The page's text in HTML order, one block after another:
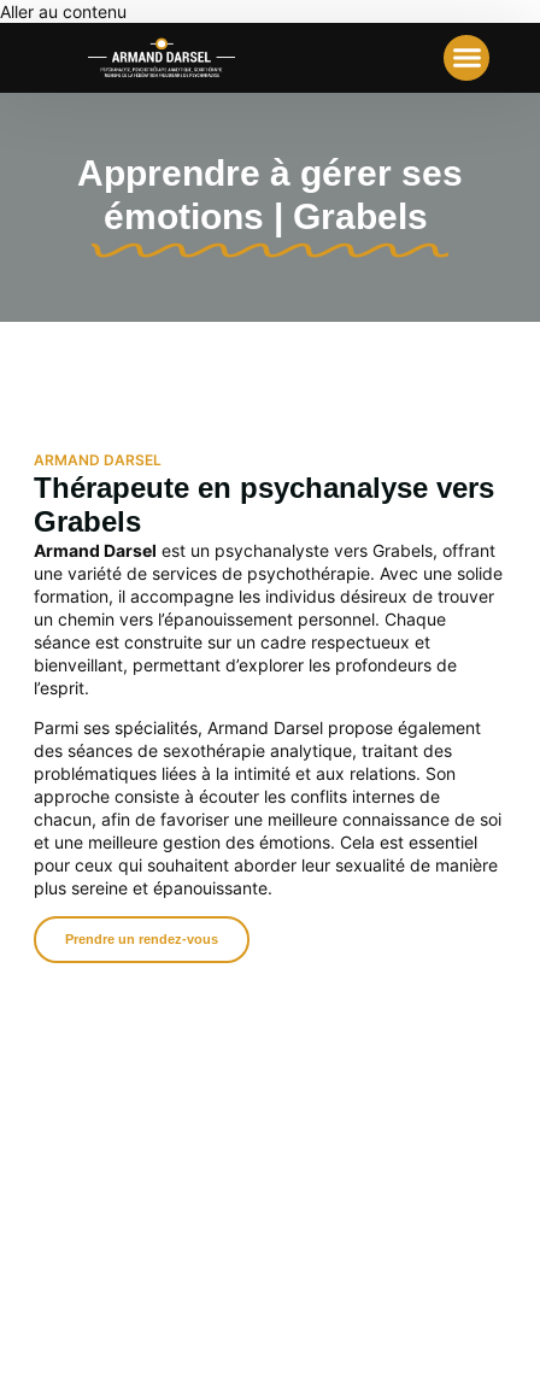
Aller au contenu
Apprendre à gérer ses
émotions | Grabels
ARMAND DARSEL
Thérapeute en psychanalyse vers
Grabels
Armand Darsel est un psychanalyste vers Grabels, offrant
une variété de services de psychothérapie. Avec une solide
formation, il accompagne les individus désireux de trouver
un chemin vers l’épanouissement personnel. Chaque
séance est construite sur un cadre respectueux et
bienveillant, permettant d’explorer les profondeurs de
l’esprit.
Parmi ses spécialités, Armand Darsel propose également
des séances de sexothérapie analytique, traitant des
problématiques liées à la intimité et aux relations. Son
approche consiste à écouter les conflits internes de
chacun, afin de favoriser une meilleure connaissance de soi
et une meilleure gestion des émotions. Cela est essentiel
pour ceux qui souhaitent aborder leur sexualité de manière
plus sereine et épanouissante.
Prendre un rendez-vous